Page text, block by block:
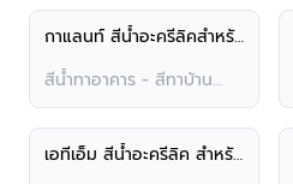
กาแลนท์ สีน้ำอะครีลิคสำหรับภายนอก
สีน้ำทาอาคาร - สีทาบ้าน
ภายนอก
เอทีเอ็ม สีน้ำอะครีลิค สำหรับภายนอก